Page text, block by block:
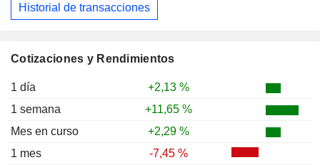
Cotizaciones y Rendimientos
1 día
+2,13 %
1 semana
+11,65 %
Mes en curso
+2,29 %
1 mes
-7,45 %
Historial de transacciones